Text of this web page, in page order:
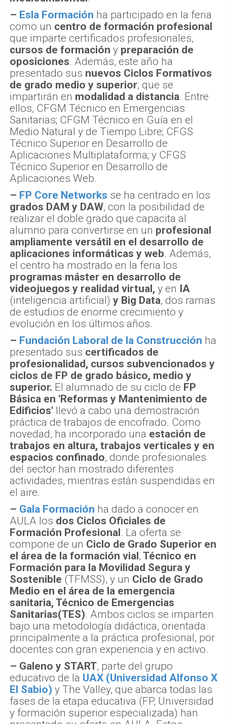
– Esla Formación ha participado en la feria
como un centro de formación profesional
que imparte certificados profesionales,
cursos de formación y preparación de
oposiciones. Además, este año ha
presentado sus nuevos Ciclos Formativos
de grado medio y superior, que se
impartirán en modalidad a distancia. Entre
ellos, CFGM Técnico en Emergencias
Sanitarias; CFGM Técnico en Guía en el
Medio Natural y de Tiempo Libre; CFGS
Técnico Superior en Desarrollo de
Aplicaciones Multiplataforma; y CFGS
Técnico Superior en Desarrollo de
Aplicaciones Web.
– FP Core Networks se ha centrado en los
grados DAM y DAW, con la posibilidad de
realizar el doble grado que capacita al
alumno para convertirse en un profesional
ampliamente versátil en el desarrollo de
aplicaciones informáticas y web. Además,
el centro ha mostrado en la feria los
programas máster en desarrollo de
videojuegos y realidad virtual, y en IA
(inteligencia artificial) y Big Data, dos ramas
de estudios de enorme crecimiento y
evolución en los últimos años.
– Fundación Laboral de la Construcción ha
presentado sus certificados de
profesionalidad, cursos subvencionados y
ciclos de FP de grado básico, medio y
superior. El alumnado de su ciclo de FP
Básica en 'Reformas y Mantenimiento de
Edificios' llevó a cabo una demostración
práctica de trabajos de encofrado. Como
novedad, ha incorporado una estación de
trabajos en altura, trabajos verticales y en
espacios confinado, donde profesionales
del sector han mostrado diferentes
actividades, mientras están suspendidas en
el aire.
– Gala Formación ha dado a conocer en
AULA los dos Ciclos Oficiales de
Formación Profesional. La oferta se
compone de un Ciclo de Grado Superior en
el área de la formación vial, Técnico en
Formación para la Movilidad Segura y
Sostenible (TFMSS), y un Ciclo de Grado
Medio en el área de la emergencia
sanitaria, Técnico de Emergencias
Sanitarias(TES). Ambos ciclos se imparten
bajo una metodología didáctica, orientada
principalmente a la práctica profesional, por
docentes con gran experiencia y en activo.
– Galeno y START, parte del grupo
educativo de la UAX (Universidad Alfonso X
El Sabio) y The Valley, que abarca todas las
fases de la etapa educativa (FP, Universidad
y formación superior especializada) han